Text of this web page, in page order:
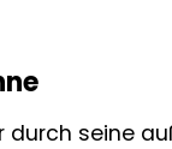
seine